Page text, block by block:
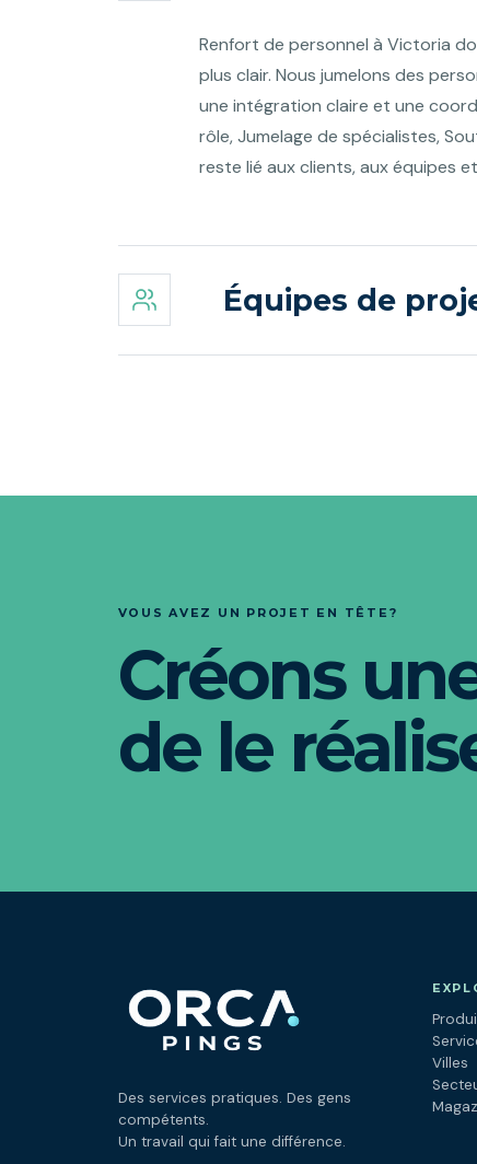
Renfort de personnel à Victoria
plus clair. Nous jumelons des
une intégration claire et une
rôle, Jumelage de spécialistes,
reste lié aux clients, aux équipes
Équipes de
VOUS AVEZ UN PROJET EN TÊTE?
Créons
de le
Des services pratiques. Des gens
compétents.
Un travail qui fait une différence.
Villes